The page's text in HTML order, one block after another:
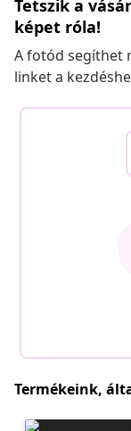
Tetszik a
képet róla!
A fotód segíthet
linket a
Termékeink,